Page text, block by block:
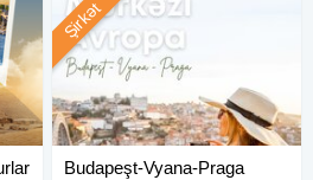
Budapeşt-Vyana-Praga
Şirkət